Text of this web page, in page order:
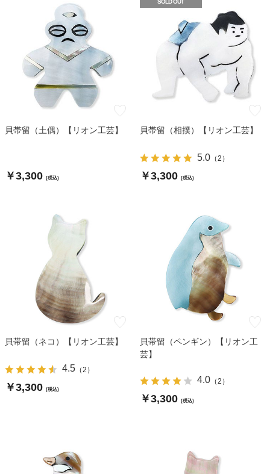
貝帯留（土偶）【リオン工芸】
￥3,300 (税込)
SOLD OUT
貝帯留（相撲）【リオン工芸】
5.0（2 ）
￥3,300 (税込)
貝帯留（ネコ）【リオン工芸】
4.5（2 ）
￥3,300 (税込)
貝帯留（ペンギン）【リオン工
芸】
4.0（2 ）
￥3,300 (税込)